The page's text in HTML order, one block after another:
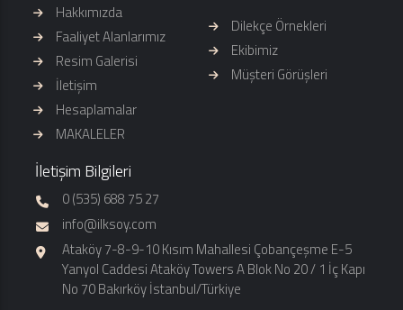
Hakkımızda
Faaliyet Alanlarımız
Resim Galerisi
İletişim
Hesaplamalar
MAKALELER
Dilekçe Örnekleri
Ekibimiz
Müşteri Görüşleri
İletişim Bilgileri
0 (535) 688 75 27
info@ilksoy.com
Ataköy 7-8-9-10 Kısım Mahallesi Çobançeşme E-5
Yanyol Caddesi Ataköy Towers A Blok No 20 / 1 İç Kapı
No 70 Bakırköy İstanbul/Türkiye